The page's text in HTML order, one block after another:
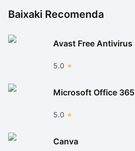
Baixaki Recomenda
Avast Free Antivirus
5.0
Microsoft Office 365
5.0
Canva